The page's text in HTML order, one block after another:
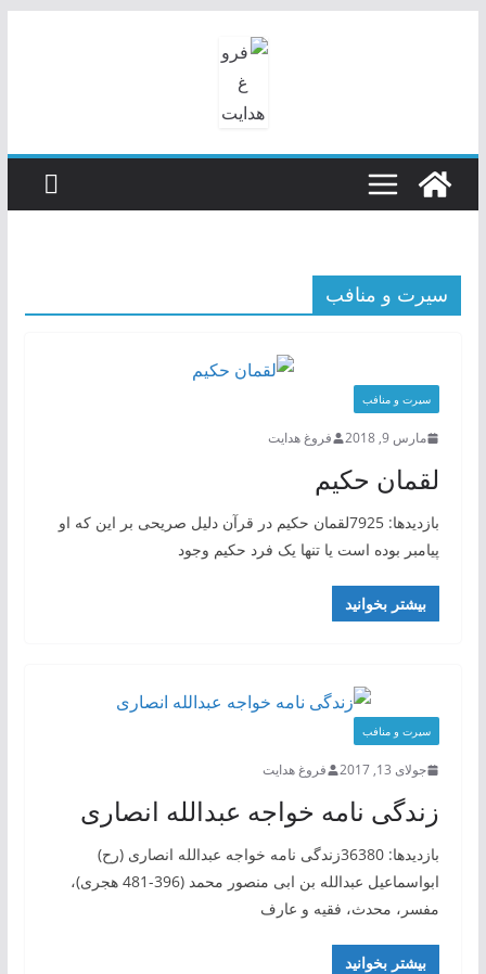
سیرت و منافب
سیرت و منافب
مارس 9, 2018 فروغ هدایت
لقمان حکیم
بازدیدها: 7925لقمان حکیم در قرآن دلیل صریحی بر این که او
پیامبر بوده است یا تنها یک فرد حکیم وجود
بیشتر بخوانید
سیرت و منافب
جولای 13, 2017 فروغ هدایت
زندگی نامه خواجه عبدالله انصاری
بازدیدها: 36380زندگی نامه خواجه عبدالله انصاری (رح)
ابواسماعیل عبدالله بن ابی‌ منصور محمد (396-481 هجری)،
مفسر، محدث، فقیه و عارف
بیشتر بخوانید